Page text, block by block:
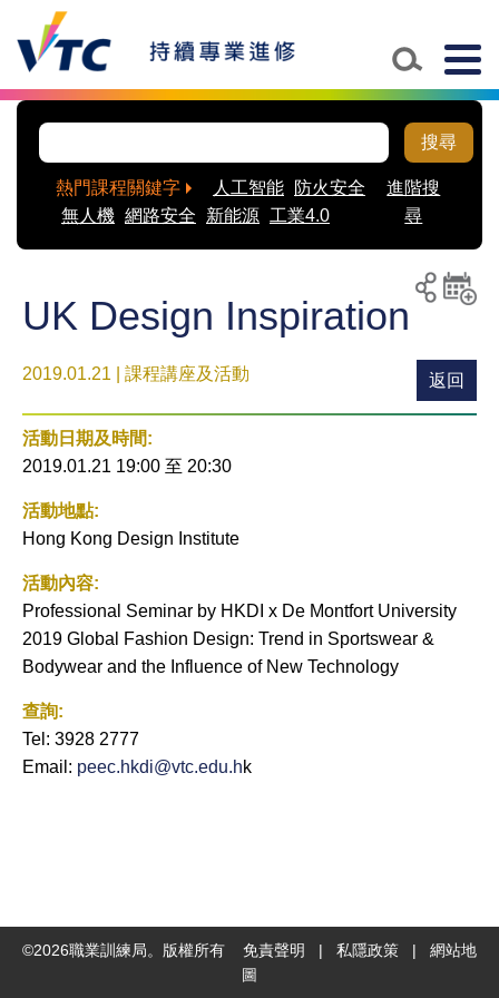
搜尋
熱門課程關鍵字 人工智能
防火安全
無人機 網路安全 新能源 工業4.0
進階搜
尋
UK Design Inspiration
到月
曆
2019.01.21 | 課程講座及活動 返回
活動日期及時間:
2019.01.21 19:00 至 20:30
活動地點:
Hong Kong Design Institute
活動內容:
Professional Seminar by HKDI x De Montfort University
2019 Global Fashion Design: Trend in Sportswear &
Bodywear and the Influence of New Technology
查詢:
Tel: 3928 2777
Email: peec.hkdi@vtc.edu.hk
©2026職業訓練局。版權所有 免責聲明 | 私隱政策 | 網站地
圖